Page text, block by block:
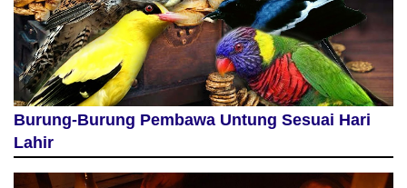
Burung-Burung Pembawa Untung Sesuai Hari
Lahir